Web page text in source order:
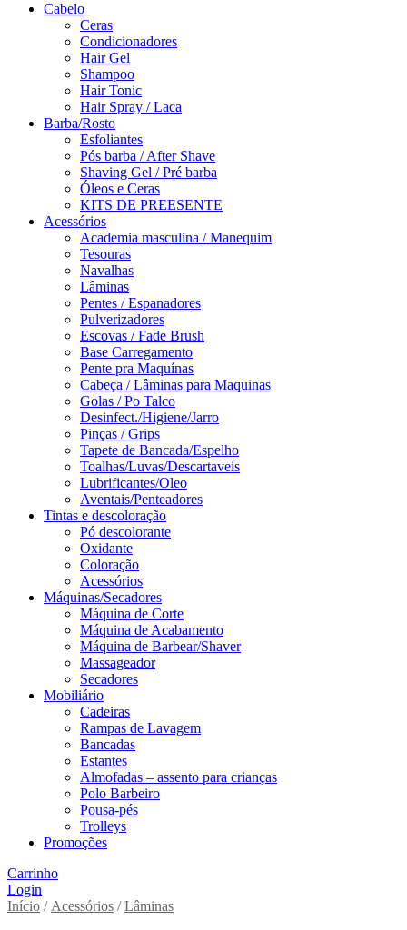
Cabelo
Ceras
Condicionadores
Hair Gel
Shampoo
Hair Tonic
Hair Spray / Laca
Barba/Rosto
Esfoliantes
Pós barba / After Shave
Shaving Gel / Pré barba
Óleos e Ceras
KITS DE PREESENTE
Acessórios
Academia masculina / Manequim
Tesouras
Navalhas
Lâminas
Pentes / Espanadores
Pulverizadores
Escovas / Fade Brush
Base Carregamento
Pente pra Maquínas
Cabeça / Lâminas para Maquinas
Golas / Po Talco
Desinfect./Higiene/Jarro
Pinças / Grips
Tapete de Bancada/Espelho
Toalhas/Luvas/Descartaveis
Lubrificantes/Oleo
Aventais/Penteadores
Tintas e descoloração
Pó descolorante
Oxidante
Coloração
Acessórios
Máquinas/Secadores
Máquina de Corte
Máquina de Acabamento
Máquina de Barbear/Shaver
Massageador
Secadores
Mobiliário
Cadeiras
Rampas de Lavagem
Bancadas
Estantes
Almofadas – assento para crianças
Polo Barbeiro
Pousa-pés
Trolleys
Promoções
Carrinho
Login
Início / Acessórios /Lâminas